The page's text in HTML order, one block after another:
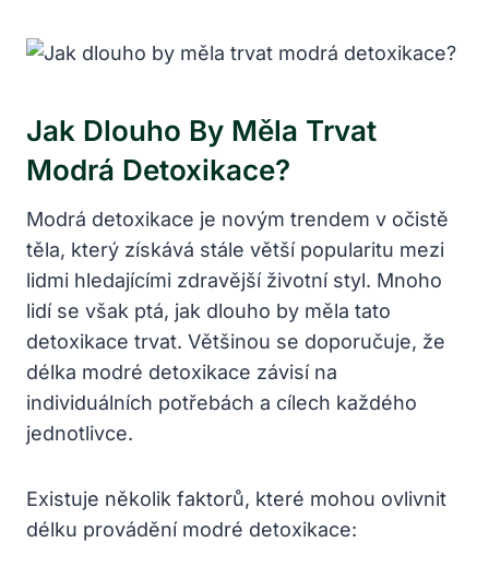
Jak Dlouho By Měla Trvat
Modrá Detoxikace?
Modrá detoxikace je novým trendem v očistě
těla, který získává stále větší popularitu mezi
lidmi hledajícími zdravější životní styl. Mnoho
lidí se však ptá, jak dlouho by měla tato
detoxikace trvat. Většinou se doporučuje, že
délka modré detoxikace závisí na
individuálních potřebách a cílech každého
jednotlivce.
Existuje několik faktorů, které mohou ovlivnit
délku provádění modré detoxikace: